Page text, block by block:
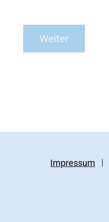
Impressum